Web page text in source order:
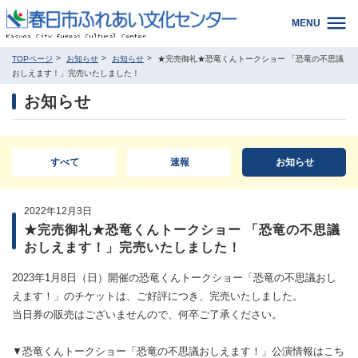
MENU
TOPページ お知らせ お知らせ
★完売御礼★恐竜くんトークショー 「恐竜の不思議
おしえます！」完売いたしました！
お知らせ
すべて 速報 お知らせ
2022年12月3日
★完売御礼★恐竜くんトークショー 「恐竜の不思議
おしえます！」完売いたしました！
2023年1月8日（日）開催の恐竜くんトークショー「恐竜の不思議おし
えます！」のチケットは、ご好評につき、完売いたしました。
当日券の販売はございませんので、何卒ご了承ください。
▼恐竜くんトークショー「恐竜の不思議おしえます！」公演情報はこち